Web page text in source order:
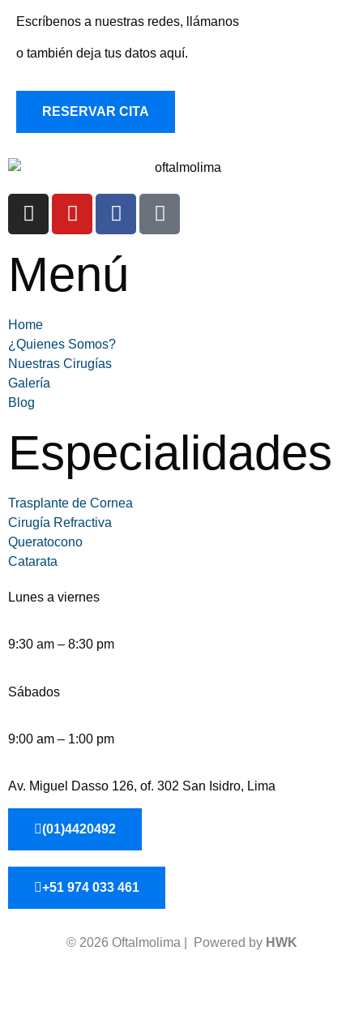
Escríbenos a nuestras redes, llámanos
o también deja tus datos aquí.
RESERVAR CITA
Menú
Home
¿Quienes Somos?
Nuestras Cirugías
Galería
Blog
Especialidades
Trasplante de Cornea
Cirugía Refractiva
Queratocono
Catarata
Lunes a viernes
9:30 am – 8:30 pm
Sábados
9:00 am – 1:00 pm
Av. Miguel Dasso 126, of. 302 San Isidro, Lima
(01)4420492
+51 974 033 461
© 2026 Oftalmolima | Powered by HWK